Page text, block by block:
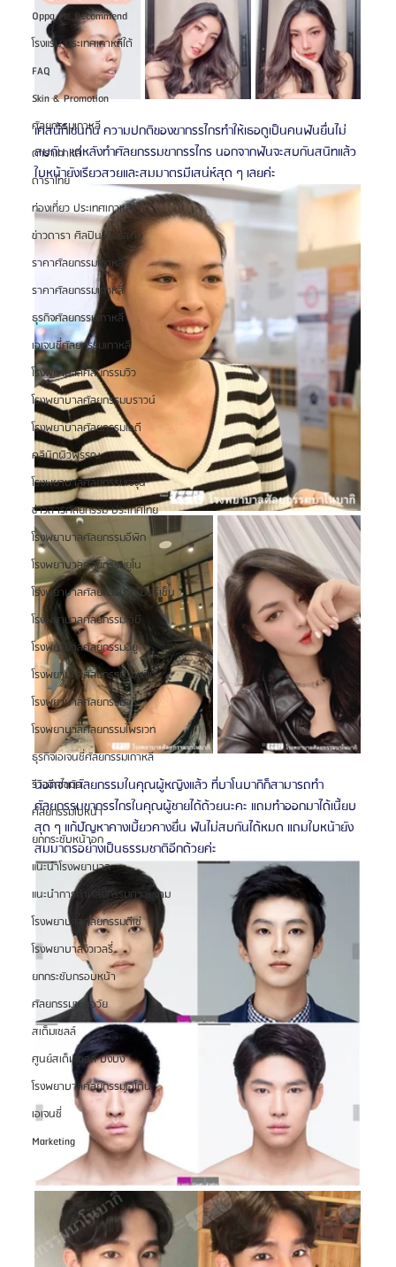
Oppa Me Recommend
โรงแรม ประเทศเกาหลีใต้
FAQ
Skin & Promotion
ศัลยกรรมเกาหลี
ดาราเกาหลี
ดาราไทย
ท่องเที่ยว ประเทศเกาหลีใต้
ข่าวดารา ศิลปิน นักแสดง
ราคาศัลยกรรมเกาหลี
ราคาศัลยกรรมเกาหลี
ธุรกิจศัลยกรรมเกาหลี
เอเจนซี่ศัลยกรรมเกาหลี
โรงพยาบาลศัลยกรรมวิว
โรงพยาบาลศัลยกรรมบราวน์
โรงพยาบาลศัลยกรรมไอดี
คลินิกผิวพรรณ
โรงพยาบาลศัลยกรรมเจจุน
ข่าวสารศัลยกรรม ประเทศไทย
โรงพยาบาลศัลยกรรมอีพิก
โรงพยาบาลศัลยกรรมยูโน
โรงพยาบาลศัลยกรรมวันเปอร์เซ็น
โรงพยาบาลศัลยกรรมเอบี
โรงพยาบาลศัลยกรรมอียู
โรงพยาบาลศัลยกรรมวอนจิน
โรงพยาบาลศัลยกรรมอูรี
โรงพยาบาลศัลยกรรมไพรเวท
ธุรกิจเอเจนซี่ศัลยกรรมเกาหลี
รีวิวฉีดไขมัน
ศัลยกรรมใบหน้า
ยกกระชับหน้าอก
แนะนำโรงพยาบาล
แนะนำการทำศัลยกรรมความงาม
โรงพยาบาลศัลยกรรมดีเซ่
โรงพยาบาลจิวเวลรี่
ยกกระชับกรอบหน้า
ศัลยกรรมชะลอวัย
สเต็มเซลล์
ศูนย์สเต็มเซลล์ บงบง
โรงพยาบาลศัลยกรรมเอโตน
เอเจนซี่
Marketing
เคสนี้ก็เช่นกัน ความปกติของขากรรไกรทำให้เธอดูเป็นคนฟันยื่นไม่
สบกัน แต่หลังทำศัลยกรรมขากรรไกร นอกจากฟันจะสบกันสนิทแล้ว
ใบหน้ายังเรียวสวยและสมมาตรมีเสน่ห์สุด ๆ เลยค่ะ
นอกจากศัลยกรรมในคุณผู้หญิงแล้ว ที่บาโนบากิก็สามารถทำ
ศัลยกรรมขากรรไกรในคุณผู้ชายได้ด้วยนะคะ แถมทำออกมาได้เนี้ยบ
สุด ๆ แก้ปัญหาคางเบี้ยวคางยื่น ฟันไม่สบกันได้หมด แถมใบหน้ายัง
สมมาตรอย่างเป็นธรรมชาติอีกด้วยค่ะ